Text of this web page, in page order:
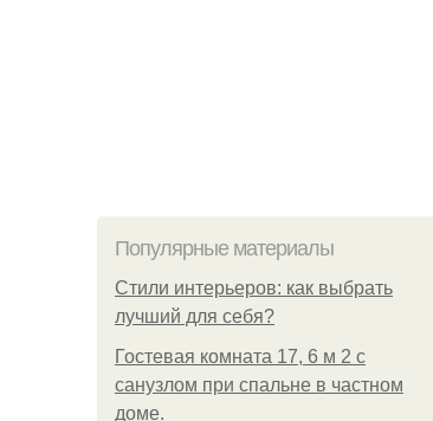
Популярные материалы
Стили интерьеров: как выбрать
лучший для себя?
Гостевая комната 17, 6 м 2 с
санузлом при спальне в частном
доме.